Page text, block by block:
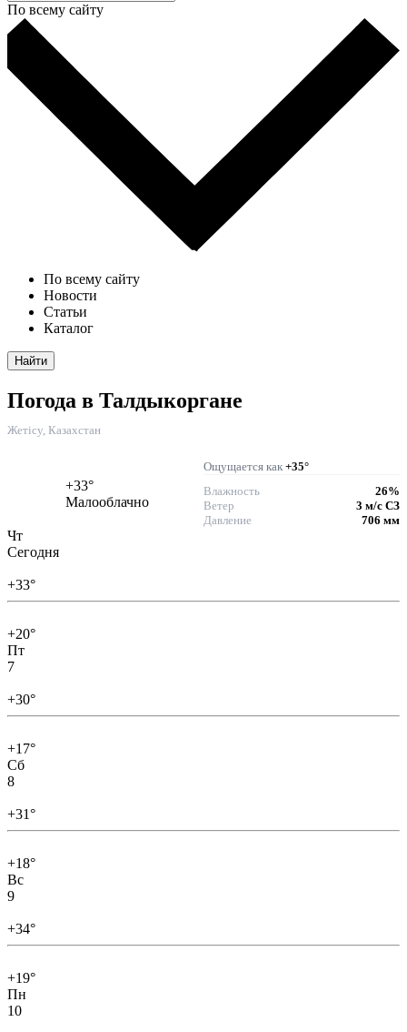
По всему сайту
По всему сайту
Новости
Статьи
Каталог
Найти
Погода в Талдыкоргане
Жетісу, Казахстан
+33°
Малооблачно
Ощущается как +35°
Влажность
26%
Ветер
3 м/с СЗ
Давление
706 мм
Чт
Сегодня
+33°
+20°
Пт
7
+30°
+17°
Сб
8
+31°
+18°
Вс
9
+34°
+19°
Пн
10